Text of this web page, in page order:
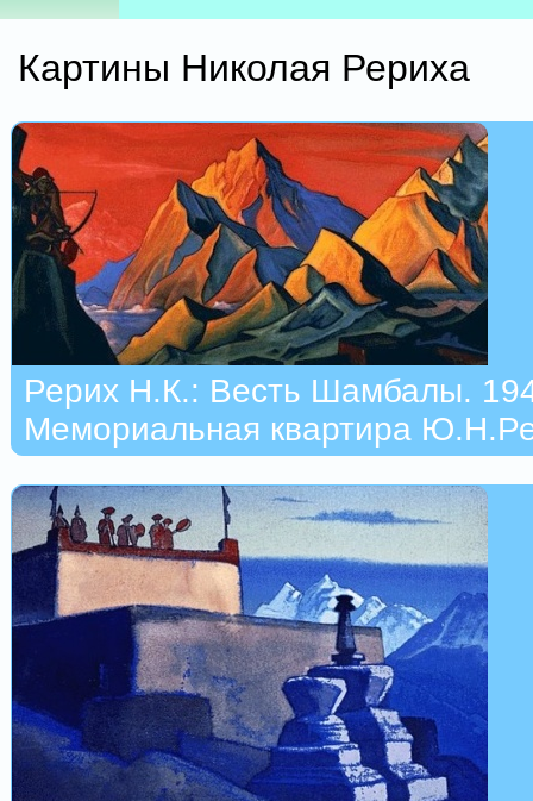
Картины Николая Рериха
Рерих Н.К.: Весть Шамбалы.
Мемориальная квартира